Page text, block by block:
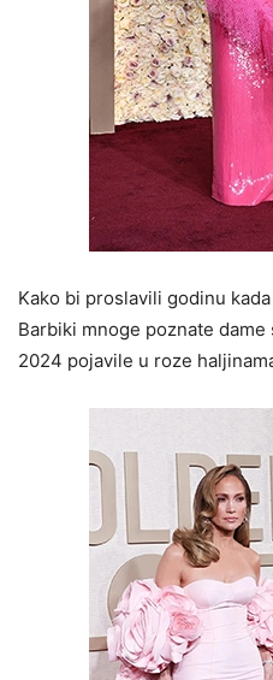
Kako bi proslavili godinu
Barbiki mnoge poznate dame
2024 pojavile u roze